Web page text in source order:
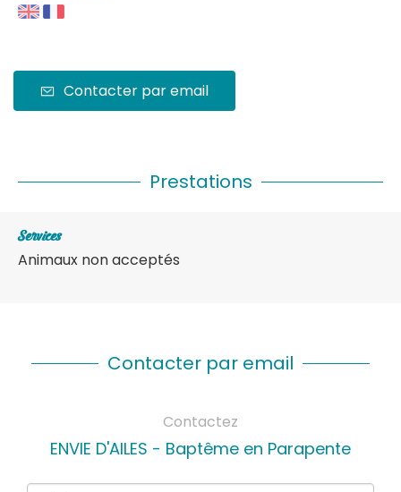
Contacter par email
Prestations
Services
Animaux non acceptés
Contacter par email
Contactez
ENVIE D'AILES - Baptême en Parapente